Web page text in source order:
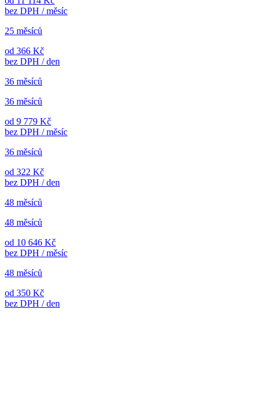
bez DPH / měsíc
25 měsíců
od 366 Kč
bez DPH / den
36 měsíců
36 měsíců
od 9 779 Kč
bez DPH / měsíc
36 měsíců
od 322 Kč
bez DPH / den
48 měsíců
48 měsíců
od 10 646 Kč
bez DPH / měsíc
48 měsíců
od 350 Kč
bez DPH / den